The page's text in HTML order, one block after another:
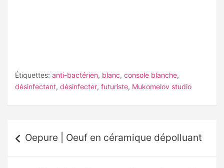
Étiquettes: anti-bactérien, blanc, console blanche,
désinfectant, désinfecter, futuriste, Mukomelov studio
Navigation
de
l’article
Oepure | Oeuf en céramique dépolluant